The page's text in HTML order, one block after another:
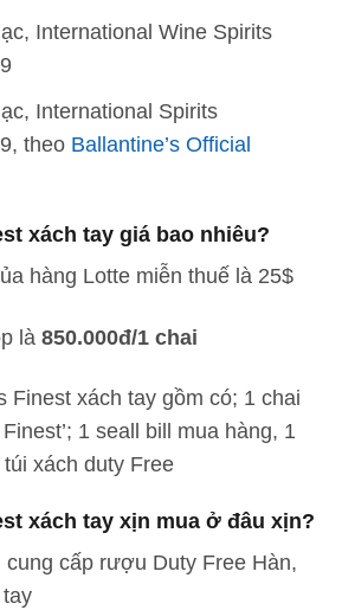
International Wine Spirits
International Spirits
theo Ballantine’s Official
xách tay giá bao nhiêu?
hàng Lotte miễn thuế là 25$
là 850.000đ/1 chai
Finest xách tay gồm có; 1 chai
1 seall bill mua hàng, 1
xách duty Free
xách tay xịn mua ở đâu xịn?
cung cấp rượu Duty Free Hàn,